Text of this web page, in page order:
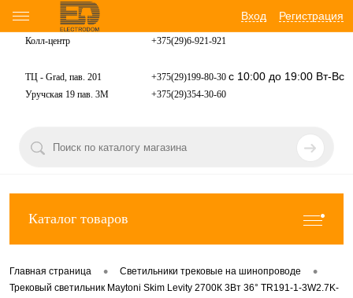
Вход Регистрация
Колл-центр +375(29)6-921-921
ТЦ - Grad, пав. 201 +375(29)199-80-30 с 10:00 до 19:00 Вт-Вс
Уручская 19 пав. 3М +375(29)354-30-60
Каталог товаров
Главная страница • Светильники трековые на шинопроводе •
Трековый светильник Maytoni Skim Levity 2700К 3Вт 36° TR191-1-3W2.7K-